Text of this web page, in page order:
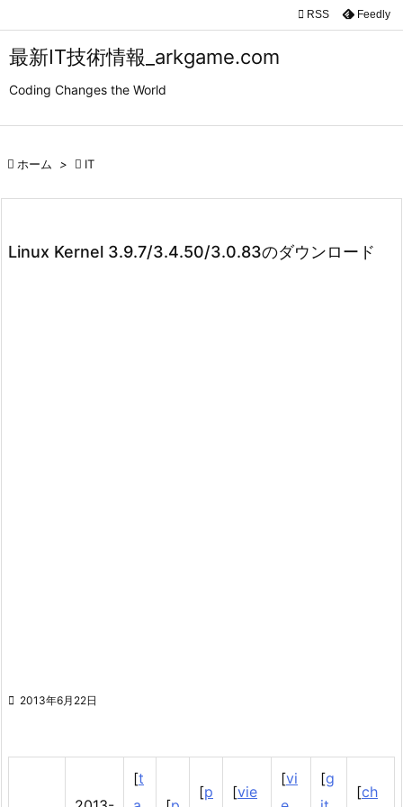
最新IT技術情報_arkgame.com
Coding Changes the World


検索
 RSS Feedly
 ホーム >  IT
Linux Kernel 3.9.7/3.4.50/3.0.83のダウンロード
 2013年6月22日
[t
[p
[vie
[vi
[g
[ch